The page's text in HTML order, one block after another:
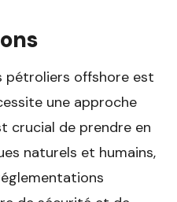
pétroliers offshore est
une approche
crucial de prendre en
naturels et humains,